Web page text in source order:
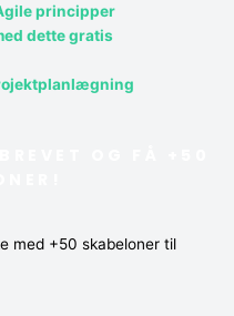
principper
dette gratis